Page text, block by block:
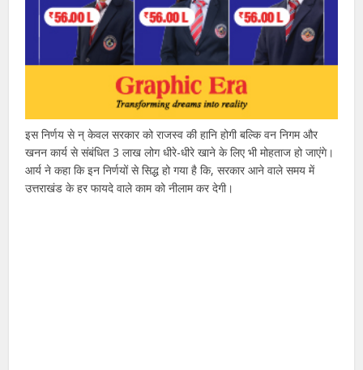
इस निर्णय से न् केवल सरकार को राजस्व की हानि होगी बल्कि वन निगम और
खनन कार्य से संबंधित 3 लाख लोग धीरे-धीरे खाने के लिए भी मोहताज हो जाएंगे।
आर्य ने कहा कि इन निर्णयों से सिद्ध हो गया है कि, सरकार आने वाले समय में
उत्तराखंड के हर फायदे वाले काम को नीलाम कर देगी।